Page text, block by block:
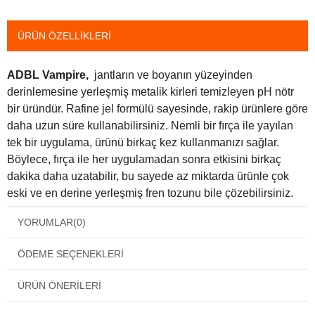
ÜRÜN ÖZELLIKLERI
ADBL Vampire, jantların ve boyanın yüzeyinden
derinlemesine yerleşmiş metalik kirleri temizleyen pH nötr
bir üründür. Rafine jel formülü sayesinde, rakip ürünlere göre
daha uzun süre kullanabilirsiniz. Nemli bir fırça ile yayılan
tek bir uygulama, ürünü birkaç kez kullanmanızı sağlar.
Böylece, fırça ile her uygulamadan sonra etkisini birkaç
dakika daha uzatabilir, bu sayede az miktarda ürünle çok
eski ve en derine yerleşmiş fren tozunu bile çözebilirsiniz.
korozyonu temizlemek için idealdir. Boyalı jantlar ve cilalı
YORUMLAR(0)
ÖDEME SEÇENEKLERI
ÜRÜN ÖNERILERI